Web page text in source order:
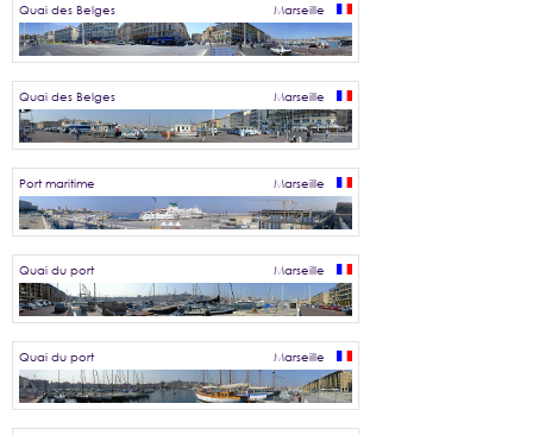
Quai des Belges Marseille
Quai des Belges Marseille
Port maritime Marseille
Quai du port Marseille
Quai du port Marseille